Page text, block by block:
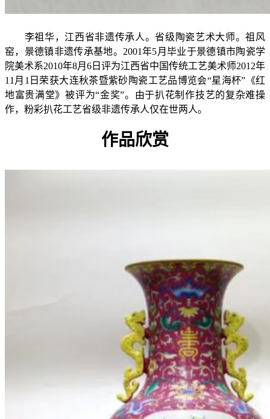
李祖华，江西省非遗传承人。省级陶瓷艺术大师。祖风
窑，景德镇非遗传承基地。2001年5月毕业于景德镇市陶瓷学
院美术系2010年8月6日评为江西省中国传统工艺美术师2012年
11月1日荣获大连秋茶暨紫砂陶瓷工艺品博览会“星海杯”《红
地富贵满堂》被评为“金奖”。由于扒花制作技艺的复杂难操
作，粉彩扒花工艺省级非遗传承人仅在世两人。
作品欣赏